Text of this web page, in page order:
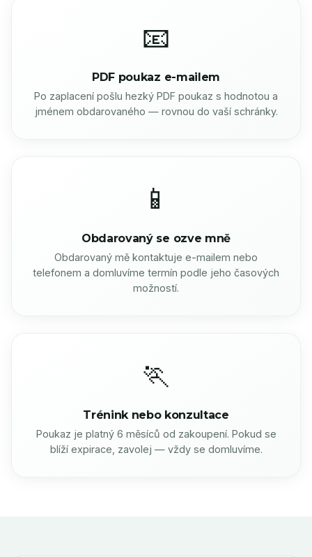
📧
PDF poukaz e-mailem
Po zaplacení pošlu hezký PDF poukaz s hodnotou a
jménem obdarovaného — rovnou do vaší schránky.
📱
Obdarovaný se ozve mně
Obdarovaný mě kontaktuje e-mailem nebo
telefonem a domluvíme termín podle jeho časových
možností.
🏃
Trénink nebo konzultace
Poukaz je platný 6 měsíců od zakoupení. Pokud se
blíží expirace, zavolej — vždy se domluvíme.